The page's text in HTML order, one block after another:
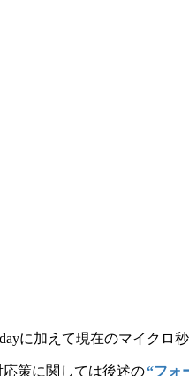
に加えて現在のマイクロ
応策に関しては後述の“フォ